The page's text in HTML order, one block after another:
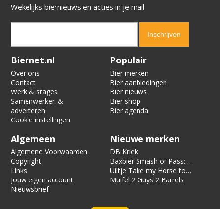
Wekelijks biernieuws en acties in je mail
Verification code:
Biernet.nl
Over ons
Contact
Werk & stages
Samenwerken &
adverteren
Cookie instellingen
Populair
Bier merken
Bier aanbiedingen
Bier nieuws
Bier shop
Bier agenda
Algemeen
Algemene Voorwaarden
Copyright
Links
Jouw eigen account
Nieuwsbrief
Nieuwe merken
DB Kriek
Baxbier Smash or Pass:
Strata
Uiltje Take my Horse to
the Hotel Room
Muifel 2 Guys 2 Barrels